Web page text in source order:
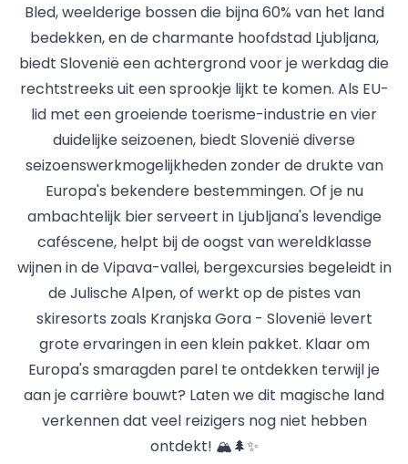
Bled, weelderige bossen die bijna 60% van het land
bedekken, en de charmante hoofdstad Ljubljana,
biedt Slovenië een achtergrond voor je werkdag die
rechtstreeks uit een sprookje lijkt te komen. Als EU-
lid met een groeiende toerisme-industrie en vier
duidelijke seizoenen, biedt Slovenië diverse
seizoenswerkmogelijkheden zonder de drukte van
Europa's bekendere bestemmingen. Of je nu
ambachtelijk bier serveert in Ljubljana's levendige
caféscene, helpt bij de oogst van wereldklasse
wijnen in de Vipava-vallei, bergexcursies begeleidt in
de Julische Alpen, of werkt op de pistes van
skiresorts zoals Kranjska Gora - Slovenië levert
grote ervaringen in een klein pakket. Klaar om
Europa's smaragden parel te ontdekken terwijl je
aan je carrière bouwt? Laten we dit magische land
verkennen dat veel reizigers nog niet hebben
ontdekt! 🏔️🌲✨